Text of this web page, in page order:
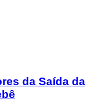
da Saída da